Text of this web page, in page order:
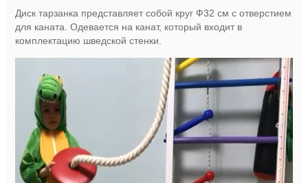
Диск тарзанка представляет собой круг Ф32 см с отверстием
для каната. Одевается на канат, который входит в
комплектацию шведской стенки.